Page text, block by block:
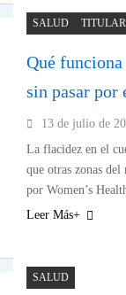
SALUD
Qué
sin pasar por
13 de julio de
La flacidez en el
que otras zonas
por Women’s
Leer Más+
SALUD